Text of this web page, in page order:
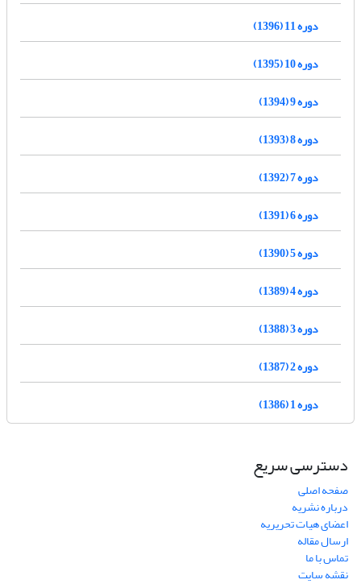
دوره 11 (1396)
دوره 10 (1395)
دوره 9 (1394)
دوره 8 (1393)
دوره 7 (1392)
دوره 6 (1391)
دوره 5 (1390)
دوره 4 (1389)
دوره 3 (1388)
دوره 2 (1387)
دوره 1 (1386)
دسترسی سریع
صفحه اصلی
درباره نشریه
اعضای هیات تحریریه
ارسال مقاله
تماس با ما
نقشه سایت